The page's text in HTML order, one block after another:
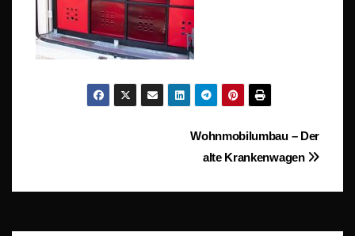
Beitragsnavigation
Wohnmobilumbau – Der
alte Krankenwagen